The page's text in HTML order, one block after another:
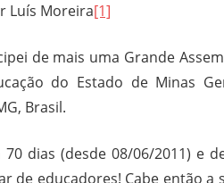
Luís Moreira[1]
de mais uma Grande
do Estado de Minas
Brasil.
dias (desde 08/06/2011) e
de educadores! Cabe então a